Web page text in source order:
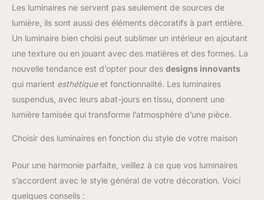
Les luminaires ne servent pas seulement de sources de
lumière, ils sont aussi des éléments décoratifs à part entière.
Un luminaire bien choisi peut sublimer un intérieur en ajoutant
une texture ou en jouant avec des matières et des formes. La
nouvelle tendance est d’opter pour des designs innovants
qui marient esthétiqueet fonctionnalité. Les luminaires
suspendus, avec leurs abat-jours en tissu, donnent une
lumière tamisée qui transforme l’atmosphère d’une pièce.
Choisir des luminaires en fonction du style de votre maison
Pour une harmonie parfaite, veillez à ce que vos luminaires
s’accordent avec le style général de votre décoration. Voici
quelques conseils :